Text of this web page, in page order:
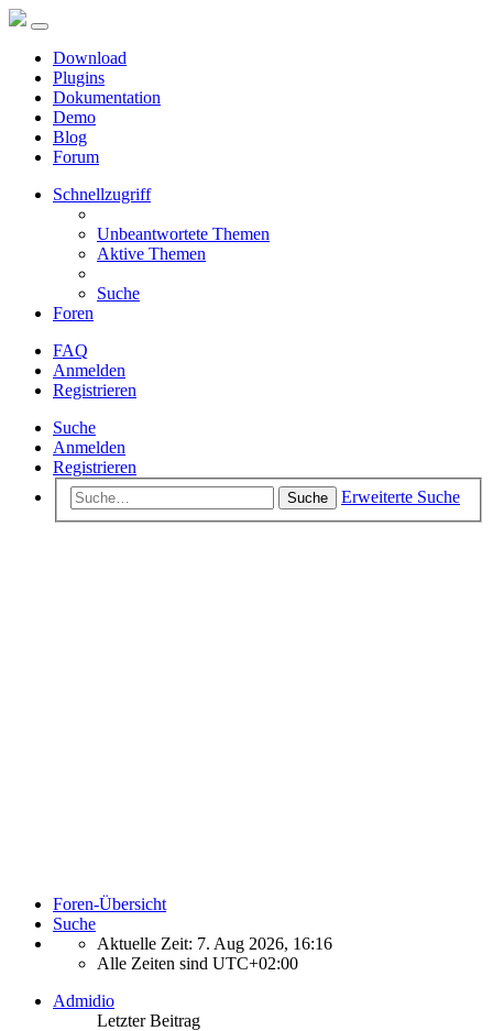
Download
Plugins
Dokumentation
Demo
Blog
Forum
Schnellzugriff
Unbeantwortete Themen
Aktive Themen
Suche
Foren
FAQ
Anmelden
Registrieren
Suche
Anmelden
Registrieren
Suche Erweiterte Suche
Foren-Übersicht
Suche
Aktuelle Zeit: 7. Aug 2026, 16:16
Alle Zeiten sind UTC+02:00
Admidio
Letzter Beitrag